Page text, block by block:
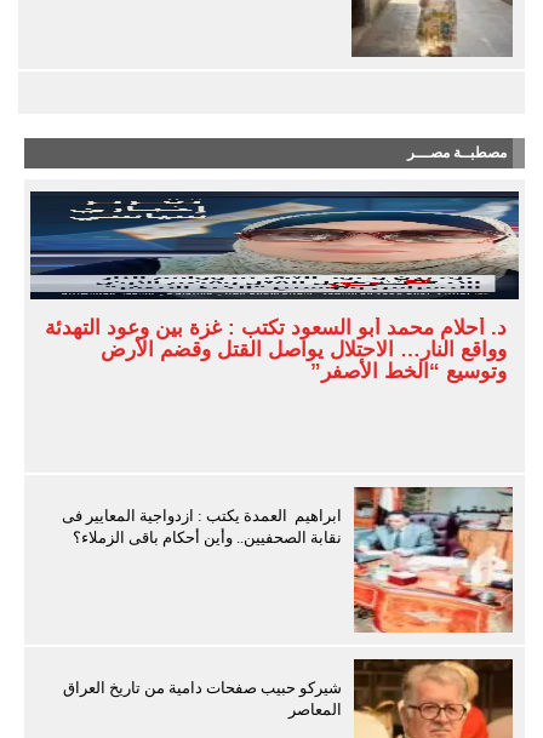
مصطبــة مصـــر
د. أحلام محمد أبو السعود تكتب : غزة بين وعود التهدئة
وواقع النار… الاحتلال يواصل القتل وقضم الأرض
وتوسيع “الخط الأصفر”
ابراهيم العمدة يكتب : ازدواجية المعايير فى
نقابة الصحفيين.. وأين أحكام باقى الزملاء؟
شيركو حبيب صفحات دامية من تاريخ العراق
المعاصر